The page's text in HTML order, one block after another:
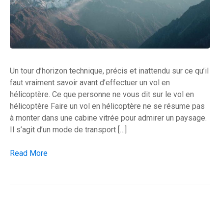
Un tour d’horizon technique, précis et inattendu sur ce qu’il
faut vraiment savoir avant d’effectuer un vol en
hélicoptère. Ce que personne ne vous dit sur le vol en
hélicoptère Faire un vol en hélicoptère ne se résume pas
à monter dans une cabine vitrée pour admirer un paysage.
Il s’agit d’un mode de transport […]
10 faits insolites sur les vols en hélicoptère à connaître
Read More